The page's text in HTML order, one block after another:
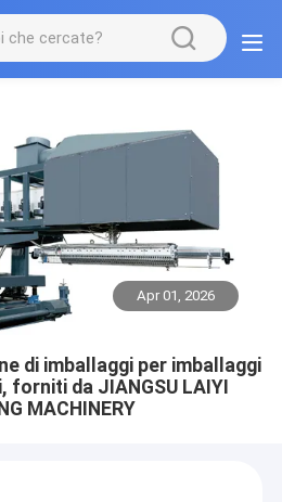
Apr 01, 2026
di imballaggi per imballaggi
forniti da JIANGSU LAIYI
MACHINERY